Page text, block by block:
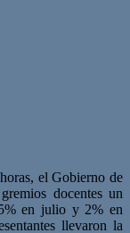
el Gobierno de
docentes un
en julio y 2% en
llevaron la